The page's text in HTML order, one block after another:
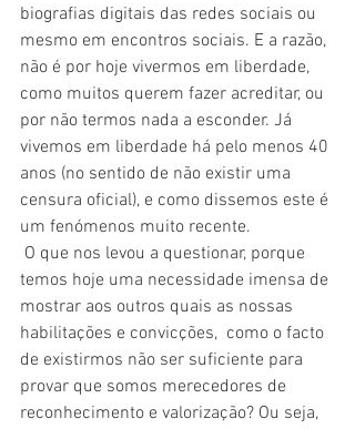
biografias digitais das redes sociais ou
mesmo em encontros sociais. E a razão,
não é por hoje vivermos em liberdade,
como muitos querem fazer acreditar, ou
por não termos nada a esconder. Já
vivemos em liberdade há pelo menos 40
anos (no sentido de não existir uma
censura oficial), e como dissemos este é
um fenómenos muito recente.
temos hoje uma necessidade imensa de
mostrar aos outros quais as nossas
habilitações e convicções,  como o facto
de existirmos não ser suficiente para
provar que somos merecedores de
reconhecimento e valorização? Ou seja,